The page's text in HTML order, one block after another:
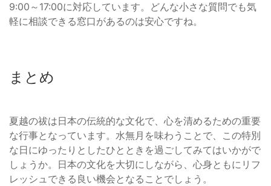
9:00～17:00に対応しています。どんな小さな質問でも気
軽に相談できる窓口があるのは安心ですね。
まとめ
夏越の祓は日本の伝統的な文化で、心を清めるための重要
な行事となっています。水無月を味わうことで、この特別
な日にゆったりとしたひとときを過ごしてみてはいかがで
しょうか。日本の文化を大切にしながら、心身ともにリフ
レッシュできる良い機会となることでしょう。